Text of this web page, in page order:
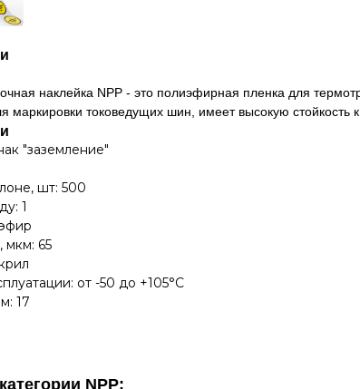
наклейка NPP - это полиэфирная пленка для
маркировки токоведущих шин, имеет высокую стойкость
"заземление"
шт: 500
1
мкм: 65
от -50 до +105°C
17
NPP: